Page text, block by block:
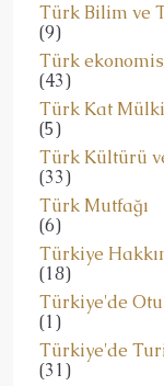
Türk Bilim ve
(9)
Türk
(43)
Türk Kat
(5)
Türk Kültürü
(33)
Türk Mutfağı
(6)
Türkiye
(18)
Türkiye'de
(1)
Türkiye'de
(31)